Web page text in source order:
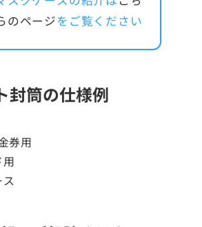
のページをご覧ください
封筒の仕様例
券用
用
ス